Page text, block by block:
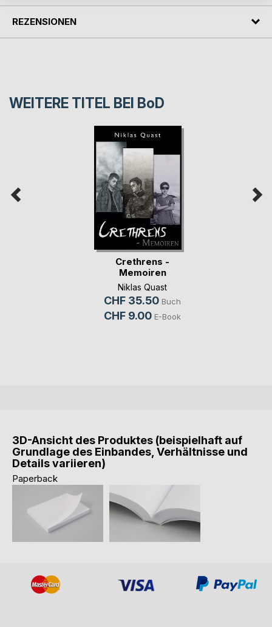
REZENSIONEN
WEITERE TITEL BEI BoD
Crethrens -
Memoiren
Niklas Quast
CHF 35.50 Buch
CHF 9.00 E-Book
3D-Ansicht des Produktes (beispielhaft auf
Grundlage des Einbandes, Verhältnisse und
Details variieren)
Paperback